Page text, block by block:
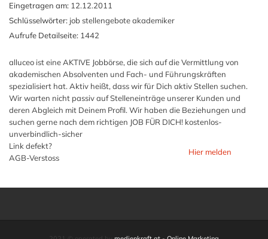
Eingetragen am: 12.12.2011
Schlüsselwörter: job stellengebote akademiker
Aufrufe Detailseite: 1442
alluceo ist eine AKTIVE Jobbörse, die sich auf die Vermittlung von
akademischen Absolventen und Fach- und Führungskräften
spezialisiert hat. Aktiv heißt, dass wir für Dich aktiv Stellen suchen.
Wir warten nicht passiv auf Stelleneinträge unserer Kunden und
deren Abgleich mit Deinem Profil. Wir haben die Beziehungen und
suchen gerne nach dem richtigen JOB FÜR DICH! kostenlos-
unverbindlich-sicher
Link defekt?
AGB-Verstoss
Hier melden